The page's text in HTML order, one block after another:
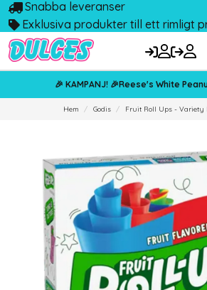
Snabba leveranser
Exklusiva produkter till ett rimligt
🎉 KAMPANJ! 🎉Reese's White
Hem Godis Fruit Roll Ups - Variety